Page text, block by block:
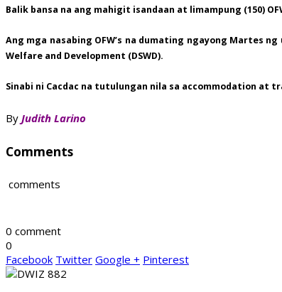
Balik bansa na ang mahigit isandaan at limampung (150)
Ang mga nasabing OFW’s na dumating ngayong Martes
Welfare and Development (DSWD).
Sinabi ni Cacdac na tutulungan nila sa accommodation at
By Judith Larino
Comments
comments
0 comment
0
Facebook Twitter Google + Pinterest